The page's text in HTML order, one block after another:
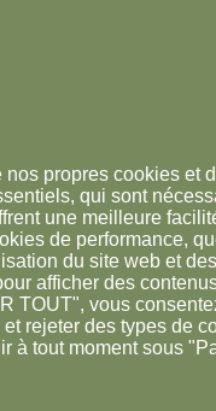
propres cookies et
qui sont
une meilleure
de performance,
du site web et
afficher des
TOUT", vous
rejeter des types de
à tout moment sous